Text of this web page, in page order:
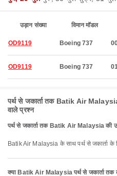
उड़ान संख्या विमान मॉडल
OD9119 Boeing 737
OD9119 Boeing 737
पर्थ से जकार्ता तक Batik Air
वाले प्रश्न
पर्थ से जकार्ता तक Batik Air Malaysia की
Batik Air Malaysia के साथ पर्थ से जकार्ता
क्या Batik Air Malaysia पर्थ से जकार्ता तक